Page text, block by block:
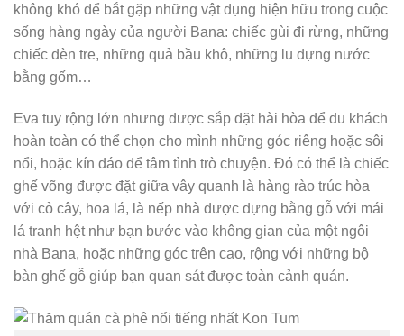
không khó để bắt gặp những vật dụng hiện hữu trong cuộc
sống hàng ngày của người Bana: chiếc gùi đi rừng, những
chiếc đèn tre, những quả bầu khô, những lu đựng nước
bằng gốm…
Eva tuy rộng lớn nhưng được sắp đặt hài hòa để du khách
hoàn toàn có thể chọn cho mình những góc riêng hoặc sôi
nổi, hoặc kín đáo để tâm tình trò chuyện. Đó có thể là chiếc
ghế võng được đặt giữa vây quanh là hàng rào trúc hòa
với cỏ cây, hoa lá, là nếp nhà được dựng bằng gỗ với mái
lá tranh hệt như bạn bước vào không gian của một ngôi
nhà Bana, hoặc những góc trên cao, rộng với những bộ
bàn ghế gỗ giúp bạn quan sát được toàn cảnh quán.